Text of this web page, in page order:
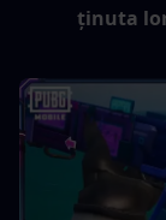
ținuta